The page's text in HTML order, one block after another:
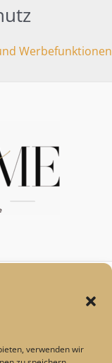
verwenden wir
Werbefunktionen